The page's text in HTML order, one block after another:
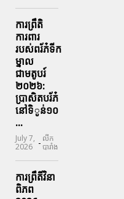
ការព្រឹតិ
ការពារ
របស់ពរ័ភ៎ទីក
ម្នាល
ជាមតូបរ៍
២០២៦:
ប្រាសិតបរ័ភ៎
នៅទិូន់១០
...
July 7,
2026 - លីក
បារាំង
ការព្រឹតិ៍វិនា
ពិភព